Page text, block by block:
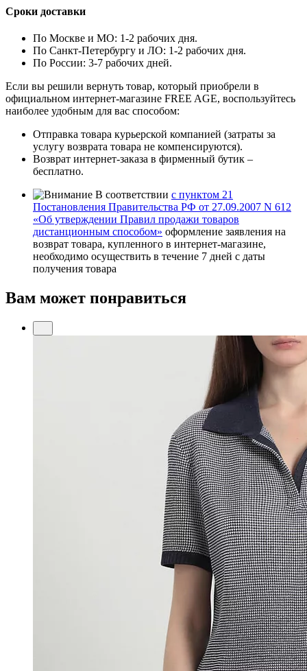
Сроки доставки
По Москве и МО: 1-2 рабочих дня.
По Санкт-Петербургу и ЛО: 1-2 рабочих дня.
По России: 3-7 рабочих дней.
Если вы решили вернуть товар, который приобрели в
официальном интернет-магазине FREE AGE, воспользуйтесь
наиболее удобным для вас способом:
Отправка товара курьерской компанией (затраты за
услугу возврата товара не компенсируются).
Возврат интернет-заказа в фирменный бутик –
бесплатно.
В соответствии с пунктом 21
Постановления Правительства РФ от 27.09.2007 N 612
«Об утверждении Правил продажи товаров
дистанционным способом» оформление заявления на
возврат товара, купленного в интернет-магазине,
необходимо осуществить в течение 7 дней с даты
получения товара
Вам может понравиться